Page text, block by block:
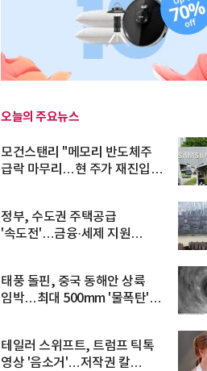
오늘의 주요뉴스
모건스탠리 "메모리 반도체주
급락 마무리…현 주가 재진입
정부, 수도권 주택공급
'속도전'…금융·세제 지원
태풍 돌핀, 중국 동해안 상륙
임박…최대 500mm '물폭탄'
테일러 스위프트, 트럼프 틱톡
영상 '음소거'…저작권 칼